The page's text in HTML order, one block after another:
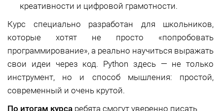
креативности и цифровой грамотности.
Курс специально разработан для школьников,
которые хотят не просто «попробовать
программирование», а реально научиться выражать
свои идеи через код. Python здесь — не только
инструмент, но и способ мышления: простой,
современный и очень крутой.
По итогам курса ребята смогут уверенно писать